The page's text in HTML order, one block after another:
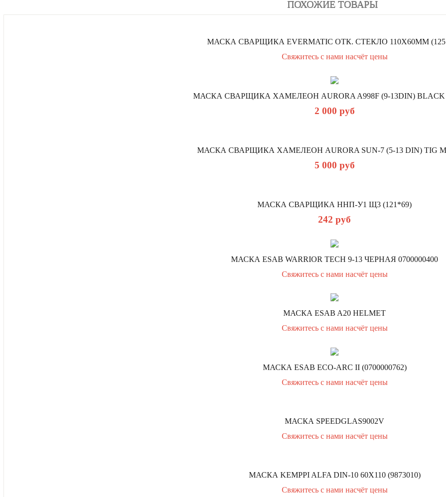
ПОХОЖИЕ ТОВАРЫ
МАСКА СВАРЩИКА EVERMATIC ОТК. СТЕКЛО 110Х60ММ (125
Свяжитесь с нами насчёт цены
МАСКА СВАРЩИКА ХАМЕЛЕОН AURORA A998F (9-13DIN) BLACK
2 000 руб
МАСКА СВАРЩИКА ХАМЕЛЕОН AURORA SUN-7 (5-13 DIN) TIG
5 000 руб
МАСКА СВАРЩИКА ННП-У1 Щ3 (121*69)
242 руб
МАСКА ESAB WARRIOR TECH 9-13 ЧЕРНАЯ 0700000400
Свяжитесь с нами насчёт цены
МАСКА ESAB A20 HELMET
Свяжитесь с нами насчёт цены
МАСКА ESAB ECO-ARC II (0700000762)
Свяжитесь с нами насчёт цены
МАСКА SPEEDGLAS9002V
Свяжитесь с нами насчёт цены
МАСКА KEMPPI ALFA DIN-10 60Х110 (9873010)
Свяжитесь с нами насчёт цены